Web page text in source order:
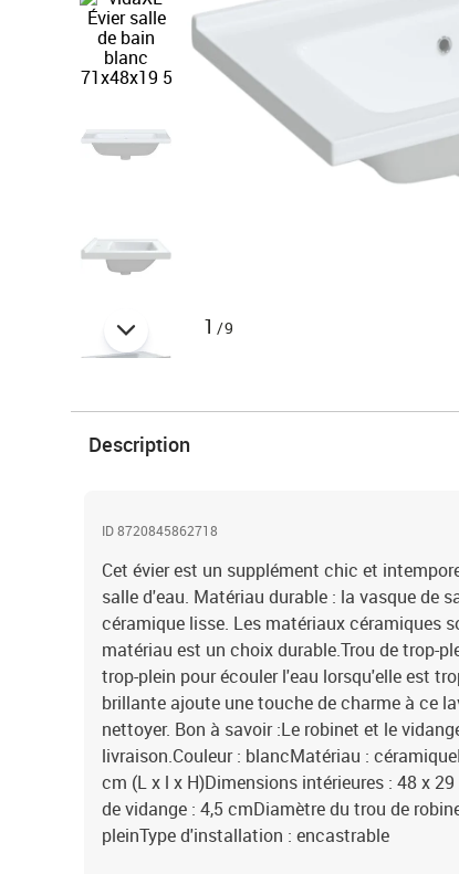
1 /9
Description
ID 8720845862718
Cet évier est un supplément chic et
salle d'eau. Matériau durable : la vasque de
céramique lisse. Les matériaux céramiques
matériau est un choix durable.Trou de trop-
trop-plein pour écouler l'eau lorsqu'elle est
brillante ajoute une touche de charme à ce
nettoyer. Bon à savoir :Le robinet et le
livraison.Couleur : blancMatériau :
cm (L x l x H)Dimensions intérieures : 48 x
de vidange : 4,5 cmDiamètre du trou de
pleinType d'installation : encastrable